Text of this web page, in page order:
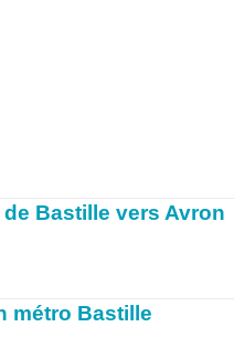
Bastille vers Avron
métro Bastille